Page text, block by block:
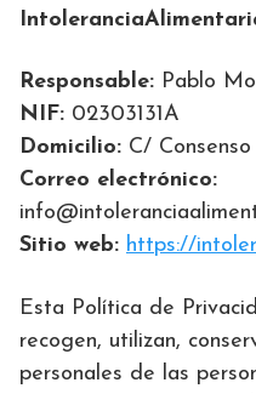
Responsable: Pablo
NIF: 02303131A
Domicilio: C/
Correo electrónico:
Sitio web: https://
Esta Política de
recogen, utilizan,
personales de las